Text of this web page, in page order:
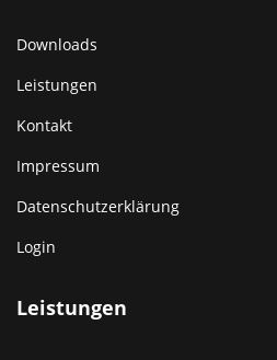
Downloads
Leistungen
Kontakt
Impressum
Datenschutzerklärung
Login
Leistungen